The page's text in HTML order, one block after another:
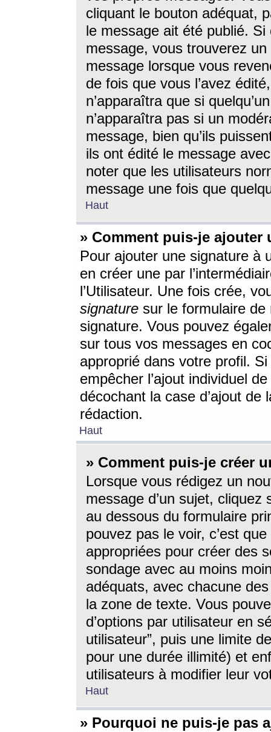
cliquant le bouton adéquat,
le message ait été publié. Si
message, vous trouverez
message lorsque vous
de fois que vous l’avez
n’apparaîtra que si
n’apparaîtra pas si un
message, bien qu’ils
ils ont édité le message
noter que les utilisateurs
message une fois que
Haut
» Comment puis-je ajouter
Pour ajouter une signature à
en créer une par
l’Utilisateur. Une fois crée,
signature sur le formulaire de
signature. Vous pouvez
sur tous vos messages en
approprié dans votre profil.
empêcher l’ajout individuel
décochant la case d’ajout
rédaction.
Haut
» Comment puis-je créer
Lorsque vous rédigez un
message d’un sujet, cliquez
au dessous du formulaire
pouvez pas le voir, c’est
appropriées pour créer des
sondage avec au moins
adéquats, avec chacune
la zone de texte. Vous
d’options par utilisateur en
utilisateur”, puis une limite
pour une durée illimité) et
utilisateurs à modifier leur
Haut
» Pourquoi ne puis-je pas